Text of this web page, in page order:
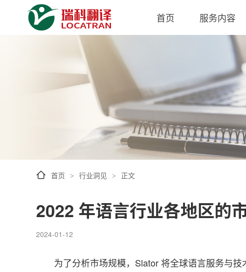
首页 服务内容
首页 > 行业洞见 > 正文
2022 年语言行业各地区的
2024-01-12
为了分析市场规模，Slator 将全球语言服务与技